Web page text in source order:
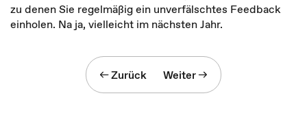
zu denen Sie regelmäßig ein unverfälschtes Feedback
einholen. Na ja, vielleicht im nächsten Jahr.
Zurück Weiter